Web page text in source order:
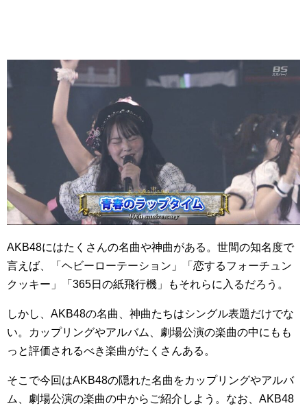
AKB48にはたくさんの名曲や神曲がある。世間の知名度で
言えば、「ヘビーローテーション」「恋するフォーチュン
クッキー」「365日の紙飛行機」もそれらに入るだろう。
しかし、AKB48の名曲、神曲たちはシングル表題だけでな
い。カップリングやアルバム、劇場公演の楽曲の中にもも
っと評価されるべき楽曲がたくさんある。
そこで今回はAKB48の隠れた名曲をカップリングやアルバ
ム、劇場公演の楽曲の中からご紹介しよう。なお、AKB48